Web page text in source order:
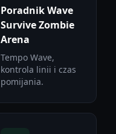
Poradnik Wave
Survive Zombie
Arena
Tempo Wave,
kontrola linii i czas
pomijania.